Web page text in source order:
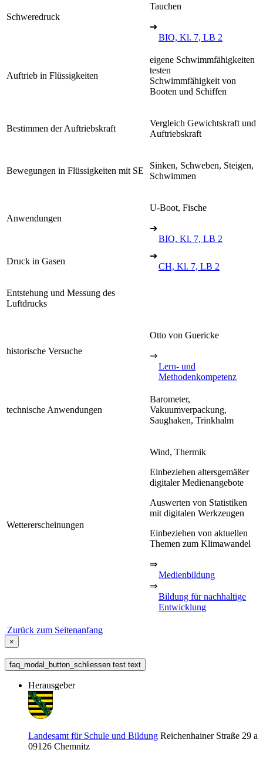
Schweredruck
Tauchen
➔
BIO, Kl. 7, LB 2
Auftrieb in Flüssigkeiten
eigene Schwimmfähigkeiten
testen
Schwimmfähigkeit von
Booten und Schiffen
Bestimmen der Auftriebskraft
Vergleich Gewichtskraft und
Auftriebskraft
Bewegungen in Flüssigkeiten mit SE
Sinken, Schweben, Steigen,
Schwimmen
Anwendungen
U-Boot, Fische
➔
BIO, Kl. 7, LB 2
Druck in Gasen
➔
CH, Kl. 7, LB 2
Entstehung und Messung des
Luftdrucks
historische Versuche
Otto von Guericke
⇒
Lern- und
Methodenkompetenz
technische Anwendungen
Barometer,
Vakuumverpackung,
Saughaken, Trinkhalm
Wettererscheinungen
Wind, Thermik
Einbeziehen altersgemäßer
digitaler Medienangebote
Auswerten von Statistiken
mit digitalen Werkzeugen
Einbeziehen von aktuellen
Themen zum Klimawandel
⇒
Medienbildung
⇒
Bildung für nachhaltige
Entwicklung
Zurück zum Seitenanfang
×
faq_modal_button_schliessen test text
Herausgeber
Landesamt für Schule und Bildung Reichenhainer Straße 29 a
09126 Chemnitz